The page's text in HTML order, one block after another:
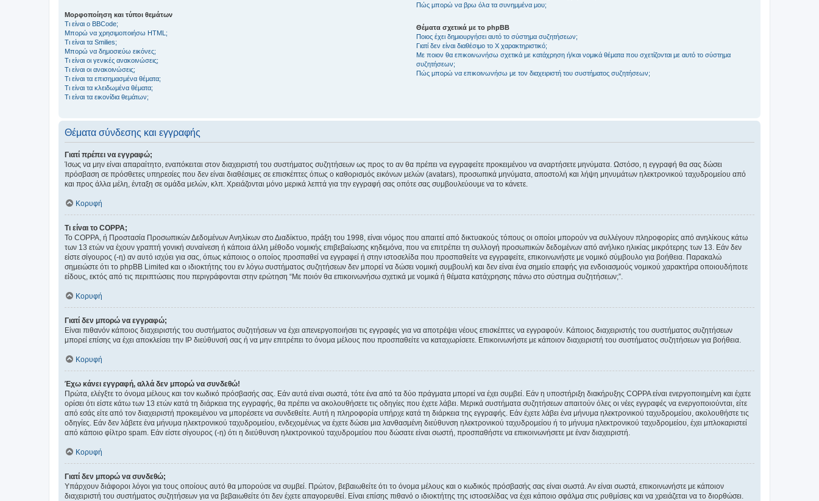
Μορφοποίηση και τύποι θεμάτων
Τι είναι ο BBCode;
Μπορώ να χρησιμοποιήσω HTML;
Τι είναι τα Smilies;
Μπορώ να δημοσιεύω εικόνες;
Τι είναι οι γενικές ανακοινώσεις;
Τι είναι οι ανακοινώσεις;
Τι είναι τα επισημασμένα θέματα;
Τι είναι τα κλειδωμένα θέματα;
Τι είναι τα εικονίδια θεμάτων;
Πώς μπορώ να βρω όλα τα συνημμένα μου;
Θέματα σχετικά με το phpBB
Ποιος έχει δημιουργήσει αυτό το σύστημα συζητήσεων;
Γιατί δεν είναι διαθέσιμο το Χ χαρακτηριστικό;
Με ποιον θα επικοινωνήσω σχετικά με κατάχρηση ή/και νομικά θέματα που σχετίζονται με αυτό το σύστημα
συζητήσεων;
Πώς μπορώ να επικοινωνήσω με τον διαχειριστή του συστήματος συζητήσεων;
Θέματα σύνδεσης και εγγραφής
Γιατί πρέπει να εγγραφώ;
Ίσως να μην είναι απαραίτητο, εναπόκειται στον διαχειριστή του συστήματος συζητήσεων ως προς το αν θα πρέπει να εγγραφείτε προκειμένου να αναρτήσετε μηνύματα. Ωστόσο, η εγγραφή θα σας δώσει
πρόσβαση σε πρόσθετες υπηρεσίες που δεν είναι διαθέσιμες σε επισκέπτες όπως ο καθορισμός εικόνων μελών (avatars), προσωπικά μηνύματα, αποστολή και λήψη μηνυμάτων ηλεκτρονικού ταχυδρομείου από
και προς άλλα μέλη, ένταξη σε ομάδα μελών, κλπ. Χρειάζονται μόνο μερικά λεπτά για την εγγραφή σας οπότε σας συμβουλεύουμε να το κάνετε.
Κορυφή
Τι είναι το COPPA;
Το COPPA, ή Προστασία Προσωπικών Δεδομένων Ανηλίκων στο Διαδίκτυο, πράξη του 1998, είναι νόμος που απαιτεί από δικτυακούς τόπους οι οποίοι μπορούν να συλλέγουν πληροφορίες από ανηλίκους κάτω
των 13 ετών να έχουν γραπτή γονική συναίνεση ή κάποια άλλη μέθοδο νομικής επιβεβαίωσης κηδεμόνα, που να επιτρέπει τη συλλογή προσωπικών δεδομένων από ανήλικο ηλικίας μικρότερης των 13. Εάν δεν
είστε σίγουρος (-η) αν αυτό ισχύει για σας, όπως κάποιος ο οποίος προσπαθεί να εγγραφεί ή στην ιστοσελίδα που προσπαθείτε να εγγραφείτε, επικοινωνήστε με νομικό σύμβουλο για βοήθεια. Παρακαλώ
σημειώστε ότι το phpBB Limited και ο ιδιοκτήτης του εν λόγω συστήματος συζητήσεων δεν μπορεί να δώσει νομική συμβουλή και δεν είναι ένα σημείο επαφής για ενδοιασμούς νομικού χαρακτήρα οποιουδήποτε
είδους, εκτός από τις περιπτώσεις που περιγράφονται στην ερώτηση “Με ποιόν θα επικοινωνήσω σχετικά με νομικά ή θέματα κατάχρησης πάνω στο σύστημα συζητήσεων;”.
Κορυφή
Γιατί δεν μπορώ να εγγραφώ;
Είναι πιθανόν κάποιος διαχειριστής του συστήματος συζητήσεων να έχει απενεργοποιήσει τις εγγραφές για να αποτρέψει νέους επισκέπτες να εγγραφούν. Κάποιος διαχειριστής του συστήματος συζητήσεων
μπορεί επίσης να έχει αποκλείσει την IP διεύθυνσή σας ή να μην επιτρέπει το όνομα μέλους που προσπαθείτε να καταχωρίσετε. Επικοινωνήστε με κάποιον διαχειριστή του συστήματος συζητήσεων για βοήθεια.
Κορυφή
Έχω κάνει εγγραφή, αλλά δεν μπορώ να συνδεθώ!
Πρώτα, ελέγξτε το όνομα μέλους και τον κωδικό πρόσβασής σας. Εάν αυτά είναι σωστά, τότε ένα από τα δύο πράγματα μπορεί να έχει συμβεί. Εάν η υποστήριξη διακήρυξης COPPA είναι ενεργοποιημένη και έχετε
ορίσει ότι είστε κάτω των 13 ετών κατά τη διάρκεια της εγγραφής, θα πρέπει να ακολουθήσετε τις οδηγίες που έχετε λάβει. Μερικά συστήματα συζητήσεων απαιτούν όλες οι νέες εγγραφές να ενεργοποιούνται, είτε
από εσάς είτε από τον διαχειριστή προκειμένου να μπορέσετε να συνδεθείτε. Αυτή η πληροφορία υπήρχε κατά τη διάρκεια της εγγραφής. Εάν έχετε λάβει ένα μήνυμα ηλεκτρονικού ταχυδρομείου, ακολουθήστε τις
οδηγίες. Εάν δεν λάβετε ένα μήνυμα ηλεκτρονικού ταχυδρομείου, ενδεχομένως να έχετε δώσει μια λανθασμένη διεύθυνση ηλεκτρονικού ταχυδρομείου ή το μήνυμα ηλεκτρονικού ταχυδρομείου, έχει μπλοκαριστεί
από κάποιο φίλτρο spam. Εάν είστε σίγουρος (-η) ότι η διεύθυνση ηλεκτρονικού ταχυδρομείου που δώσατε είναι σωστή, προσπαθήστε να επικοινωνήσετε με έναν διαχειριστή.
Κορυφή
Γιατί δεν μπορώ να συνδεθώ;
Υπάρχουν διάφοροι λόγοι για τους οποίους αυτό θα μπορούσε να συμβεί. Πρώτον, βεβαιωθείτε ότι το όνομα μέλους και ο κωδικός πρόσβασής σας είναι σωστά. Αν είναι σωστά, επικοινωνήστε με κάποιον
διαχειριστή του συστήματος συζητήσεων για να βεβαιωθείτε ότι δεν έχετε απαγορευθεί. Είναι επίσης πιθανό ο ιδιοκτήτης της ιστοσελίδας να έχει κάποιο σφάλμα στις ρυθμίσεις και να χρειάζεται να το διορθώσει.